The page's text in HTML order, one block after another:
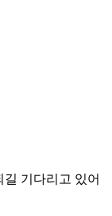
기다리고 있어